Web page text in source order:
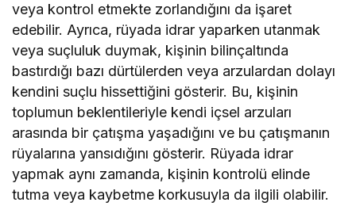
veya kontrol etmekte zorlandığını da işaret
edebilir. Ayrıca, rüyada idrar yaparken utanmak
veya suçluluk duymak, kişinin bilinçaltında
bastırdığı bazı dürtülerden veya arzulardan dolayı
kendini suçlu hissettiğini gösterir. Bu, kişinin
toplumun beklentileriyle kendi içsel arzuları
arasında bir çatışma yaşadığını ve bu çatışmanın
rüyalarına yansıdığını gösterir. Rüyada idrar
yapmak aynı zamanda, kişinin kontrolü elinde
tutma veya kaybetme korkusuyla da ilgili olabilir.